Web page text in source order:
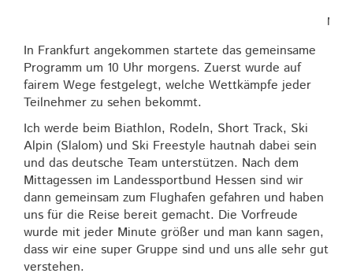
Mit
In Frankfurt angekommen startete das gemeinsame
Programm um 10 Uhr morgens. Zuerst wurde auf
fairem Wege festgelegt, welche Wettkämpfe jeder
Teilnehmer zu sehen bekommt.
Ich werde beim Biathlon, Rodeln, Short Track, Ski
Alpin (Slalom) und Ski Freestyle hautnah dabei sein
und das deutsche Team unterstützen. Nach dem
Mittagessen im Landessportbund Hessen sind wir
dann gemeinsam zum Flughafen gefahren und haben
uns für die Reise bereit gemacht. Die Vorfreude
wurde mit jeder Minute größer und man kann sagen,
dass wir eine super Gruppe sind und uns alle sehr gut
verstehen.